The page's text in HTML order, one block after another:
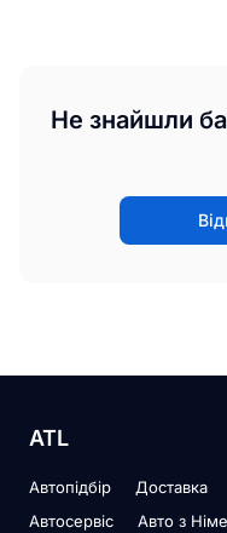
Не знайшли
ATL
Автопідбір Доставка
Автосервіс
Авто з